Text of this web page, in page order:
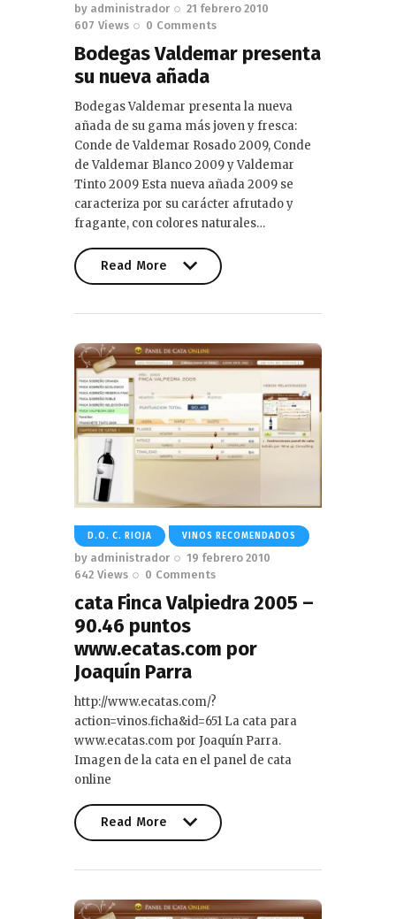
by administrador
21 febrero 2010
607 Views 0 Comments
Bodegas Valdemar presenta
su nueva añada
Bodegas Valdemar presenta la nueva
añada de su gama más joven y fresca:
Conde de Valdemar Rosado 2009, Conde
de Valdemar Blanco 2009 y Valdemar
Tinto 2009 Esta nueva añada 2009 se
caracteriza por su carácter afrutado y
fragante, con colores naturales…
Read More
D.O. C. RIOJA VINOS RECOMENDADOS
by administrador
19 febrero 2010
642 Views 0 Comments
cata Finca Valpiedra 2005 –
90.46 puntos
www.ecatas.com por
Joaquín Parra
http://www.ecatas.com/?
action=vinos.ficha&id=651 La cata para
www.ecatas.com por Joaquín Parra.
Imagen de la cata en el panel de cata
online
Read More